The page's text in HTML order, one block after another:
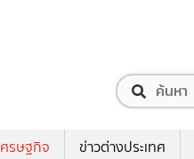
ศรษฐกิจ ข่าวต่างประเทศ